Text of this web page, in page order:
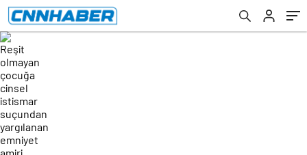
etti